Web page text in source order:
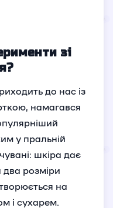
зі
до нас із
намагався
у пральній
шкіра дає
два розміри
на
і сухарем.